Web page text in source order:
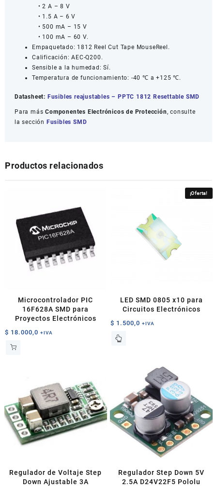
• 2 A – 8 V
• 1.5 A – 6 V
• 500 mA – 15 V
• 100 mA – 60 V.
Empaquetado: 1812 Reel Cut Tape MouseReel.
Calificación: AEC-Q200.
Sensible a la humedad: Sí.
Temperatura de funcionamiento: -40 ℃ a +125 ℃.
Datasheet: Fusibles reajustables – PPTC 1812 Resettable SMD
Para másComponentes Electrónicos de Protección, consulte
la sección Fusibles SMD
Productos relacionados
Microcontrolador PIC
16F628A SMD para
Proyectos Electrónicos
$ 18.000,0 +IVA
¡Oferta!
LED SMD 0805 x10 para
Circuitos Electrónicos
$ 1.500,0 +IVA
Este
opciones
se
pueden
elegir
producto
Regulador de Voltaje Step
Down Ajustable 3A
Regulador Step Down 5V
2.5A D24V22F5 Pololu